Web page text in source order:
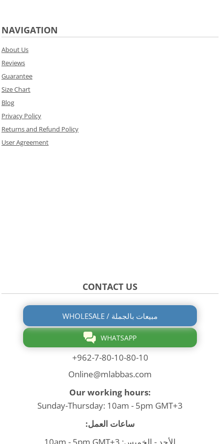
NAVIGATION
About Us
Reviews
Guarantee
Size Chart
Blog
Privacy Policy
Returns and Refund Policy
User Agreement
CONTACT US
WHOLESALE / مبيعات بالجملة
WHATSAPP
+962-7-80-10-80-10
Online@mlabbas.com
Our working hours:
Sunday-Thursday: 10am - 5pm GMT+3
ساعات العمل:
الأحد - الخميس: 10am - 5pm GMT+3